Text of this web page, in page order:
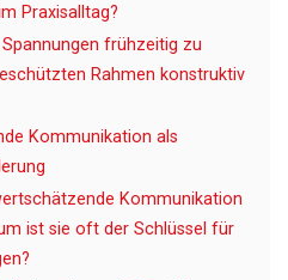
Praxisalltag?
frühzeitig zu
Rahmen konstruktiv
Kommunikation als
Kommunikation
ist sie oft der Schlüssel für